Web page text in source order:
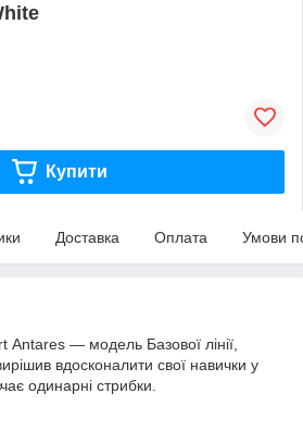
Купити
Доставка Оплата Умови
Antares — модель Базової лінії,
вдосконалити свої навички у
одинарні стрибки.